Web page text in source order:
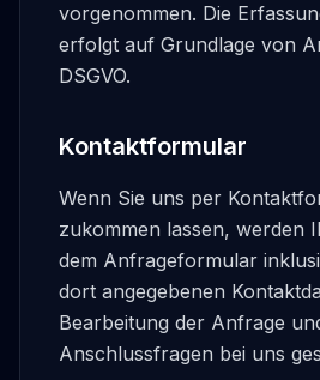
vorgenommen. Die
erfolgt auf Grundlage von
DSGVO.
Kontaktformular
Wenn Sie uns per
zukommen lassen, werden
dem Anfrageformular
dort angegebenen
Bearbeitung der Anfrage
Anschlussfragen bei uns